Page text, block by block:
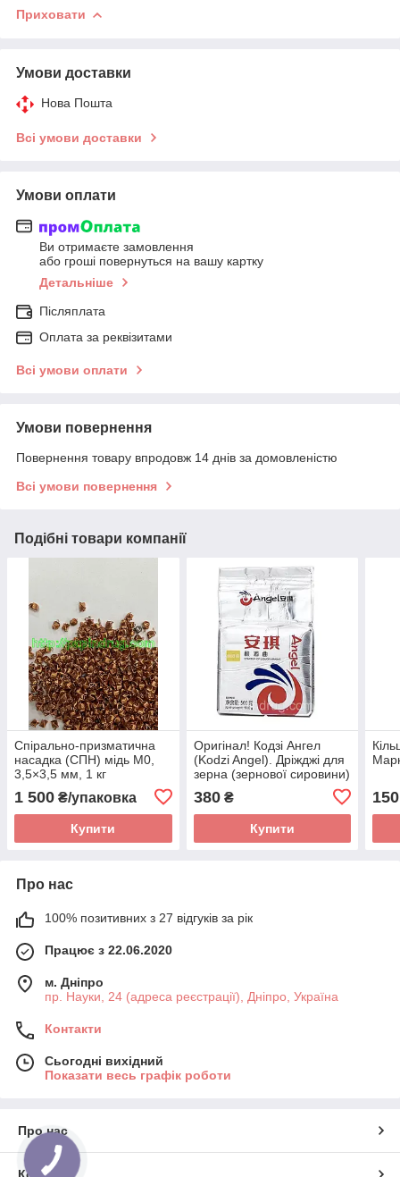
Приховати
Умови доставки
Нова Пошта
Всі умови доставки
Умови оплати
Ви отримаєте замовлення
або гроші повернуться на вашу картку
Детальніше
Післяплата
Оплата за реквізитами
Всі умови оплати
Умови повернення
Повернення товару впродовж 14 днів за домовленістю
Всі умови повернення
Подібні товари компанії
Спірально-призматична
насадка (СПН) мідь М0,
3,5×3,5 мм, 1 кг
1 500 ₴/упаковка
Купити
Оригінал! Кодзі Ангел
(Kodzi Angel). Дріжджі для
зерна (зернової сировини)
380₴
Купити
150
Про нас
100% позитивних з 27 відгуків за рік
Працює з 22.06.2020
м. Дніпро
пр. Науки, 24 (адреса реєстрації), Дніпро, Україна
Контакти
Сьогодні вихідний
Показати весь графік роботи
Про нас